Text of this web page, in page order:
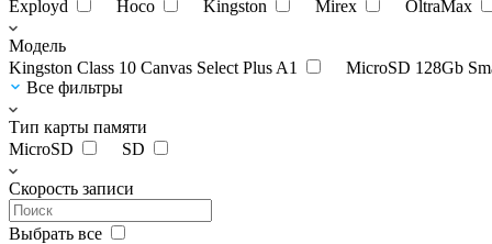
Exployd
Hoco Kingston Mirex OltraMax
Модель
Kingston Class 10 Canvas Select Plus A1
MicroSD 128Gb
Все фильтры
Тип карты памяти
MicroSD
SD
Скорость записи
Выбрать все